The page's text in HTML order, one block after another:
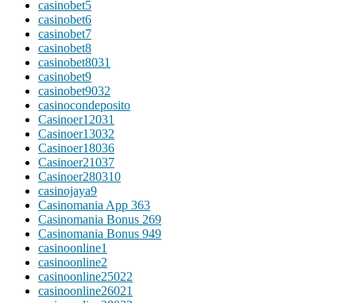
casinobet5
casinobet6
casinobet7
casinobet8
casinobet8031
casinobet9
casinobet9032
casinocondeposito
Casinoer12031
Casinoer13032
Casinoer18036
Casinoer21037
Casinoer280310
casinojaya9
Casinomania App 363
Casinomania Bonus 269
Casinomania Bonus 949
casinoonline1
casinoonline2
casinoonline25022
casinoonline26021